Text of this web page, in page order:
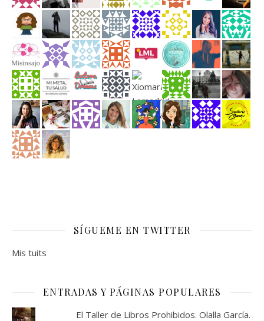
SÍGUEME EN TWITTER
Mis tuits
ENTRADAS Y PÁGINAS POPULARES
El Taller de Libros Prohibidos. Olalla García.